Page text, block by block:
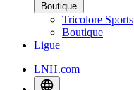
Boutique
Tricolore Sports
Boutique
Ligue
LNH.com